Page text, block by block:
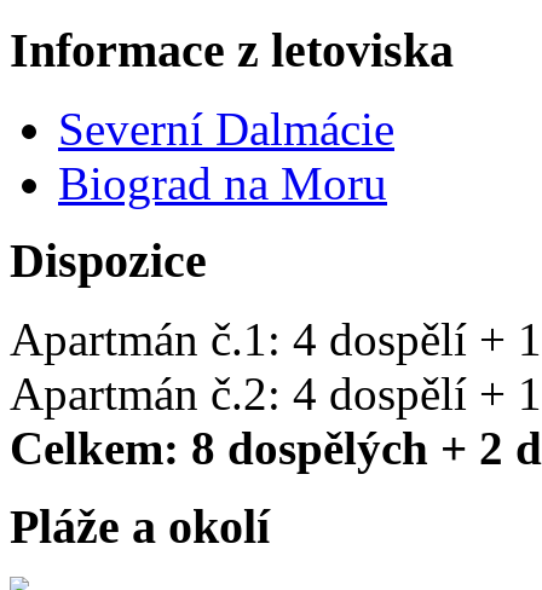
Informace z letoviska
Severní Dalmácie
Biograd na Moru
Dispozice
Apartmán č.1: 4 dospělí +
Apartmán č.2: 4 dospělí +
Celkem: 8 dospělých + 2
Pláže a okolí